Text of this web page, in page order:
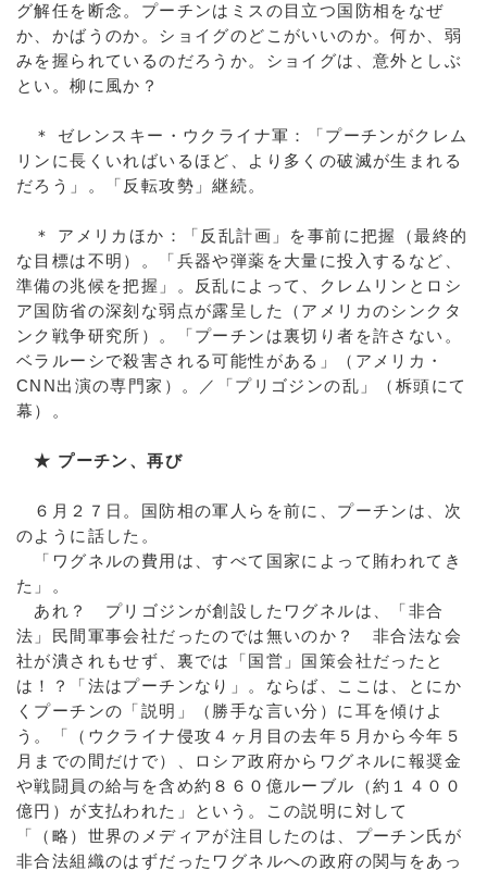
グ解任を断念。プーチンはミスの目立つ国防相をなぜ
か、かばうのか。ショイグのどこがいいのか。何か、弱
みを握られているのだろうか。ショイグは、意外としぶ
とい。柳に風か？
＊ ゼレンスキー・ウクライナ軍：「プーチンがクレム
リンに長くいればいるほど、より多くの破滅が生まれる
だろう」。「反転攻勢」継続。
＊ アメリカほか：「反乱計画」を事前に把握（最終的
な目標は不明）。「兵器や弾薬を大量に投入するなど、
準備の兆候を把握」。反乱によって、クレムリンとロシ
ア国防省の深刻な弱点が露呈した（アメリカのシンクタ
ンク戦争研究所）。「プーチンは裏切り者を許さない。
ベラルーシで殺害される可能性がある」（アメリカ・
CNN出演の専門家）。／「プリゴジンの乱」（柝頭にて
幕）。
★ プーチン、再び
６月２７日。国防相の軍人らを前に、プーチンは、次
のように話した。
「ワグネルの費用は、すべて国家によって賄われてき
た」。
あれ？ プリゴジンが創設したワグネルは、「非合
法」民間軍事会社だったのでは無いのか？ 非合法な会
社が潰されもせず、裏では「国営」国策会社だったと
は！？「法はプーチンなり」。ならば、ここは、とにか
くプーチンの「説明」（勝手な言い分）に耳を傾けよ
う。「（ウクライナ侵攻４ヶ月目の去年５月から今年５
月までの間だけで）、ロシア政府からワグネルに報奨金
や戦闘員の給与を含め約８６０億ルーブル（約１４００
億円）が支払われた」という。この説明に対して
「（略）世界のメディアが注目したのは、プーチン氏が
非合法組織のはずだったワグネルへの政府の関与をあっ